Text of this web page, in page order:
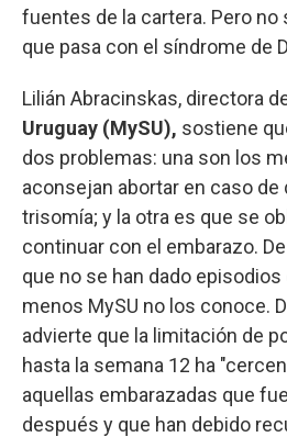
fuentes de la cartera. Pero no
que pasa con el síndrome de
Lilián Abracinskas, directora
Uruguay (MySU), sostiene
dos problemas: una son los
aconsejan abortar en caso
trisomía; y la otra es que se
continuar con el embarazo.
que no se han dado episodios
menos MySU no los conoce.
advierte que la limitación de
hasta la semana 12 ha
aquellas embarazadas que
después y que han debido